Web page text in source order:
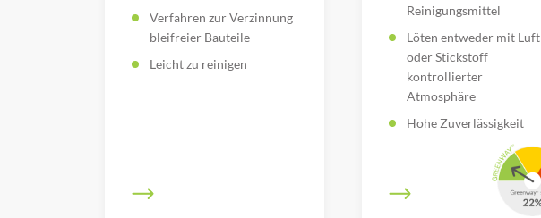
Verfahren zur Verzinnung
bleifreier Bauteile
Leicht zu reinigen
Reinigungsmittel
Löten entweder mit Luft
oder Stickstoff
kontrollierter
Atmosphäre
Hohe Zuverlässigkeit